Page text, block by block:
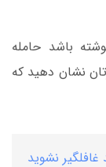
باشد حامله
نشان دهید که
غافلگیر نشوید